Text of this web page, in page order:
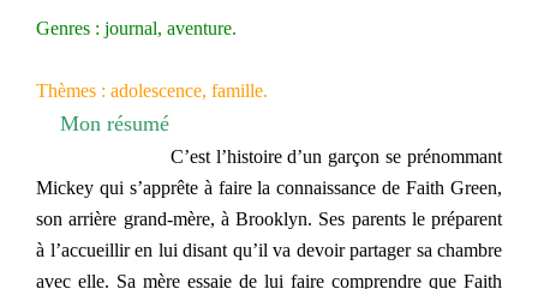
Genres : journal, aventure.
Thèmes : adolescence, famille.
Mon résumé
C’est l’histoire d’un garçon se prénommant
Mickey qui s’apprête à faire la connaissance de Faith Green,
son arrière grand-mère, à Brooklyn. Ses parents le préparent
à l’accueillir en lui disant qu’il va devoir partager sa chambre
avec elle. Sa mère essaie de lui faire comprendre que Faith